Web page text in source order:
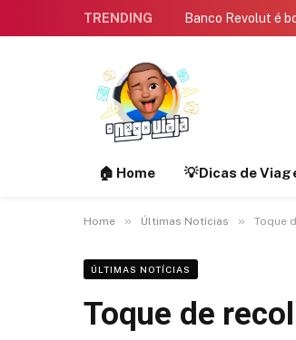
TRENDING Banco Revolut é
🏠 Home 💡Dicas de
Home » Últimas Notícias » Toque
ÚLTIMAS NOTÍCIAS
Toque de